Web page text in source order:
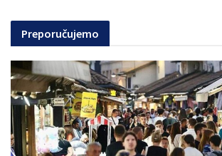
Preporučujemo